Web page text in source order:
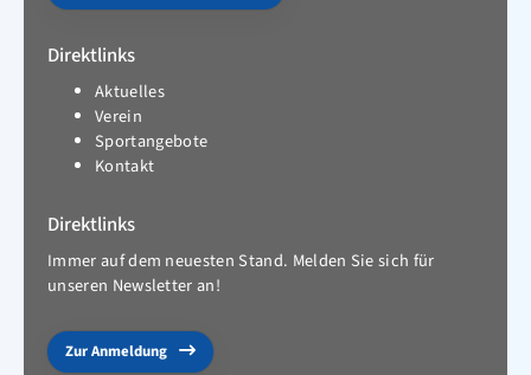
Direktlinks
Aktuelles
Verein
Sportangebote
Kontakt
Direktlinks
Immer auf dem neuesten Stand. Melden Sie sich für
unseren Newsletter an!
Zur Anmeldung